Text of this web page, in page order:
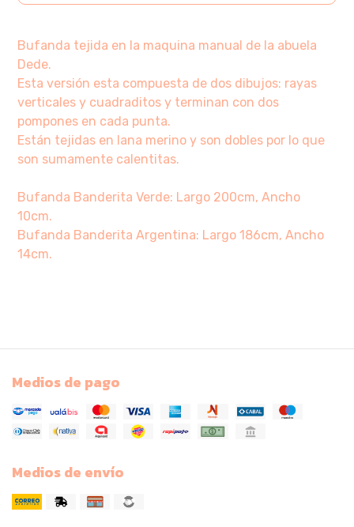
Bufanda tejida en la maquina manual de la abuela
Dede.
Esta versión esta compuesta de dos dibujos: rayas
verticales y cuadraditos y terminan con dos
pompones en cada punta.
Están tejidas en lana merino y son dobles por lo que
son sumamente calentitas.
Bufanda Banderita Verde: Largo 200cm, Ancho
10cm.
Bufanda Banderita Argentina: Largo 186cm, Ancho
14cm.
Medios de pago
Medios de envío